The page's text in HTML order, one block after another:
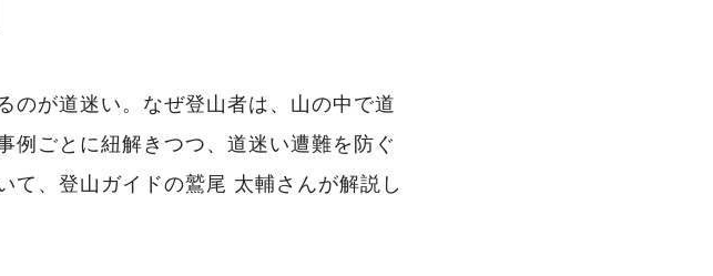
のが道迷い。なぜ登山者は、山の中で道
例ごとに紐解きつつ、道迷い遭難を防ぐ
て、登山ガイドの鷲尾 太輔さんが解説し